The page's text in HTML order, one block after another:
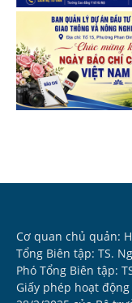
Cơ quan chủ quản:
Tổng Biên tập: TS.
Phó Tổng Biên tập:
Giấy phép hoạt động